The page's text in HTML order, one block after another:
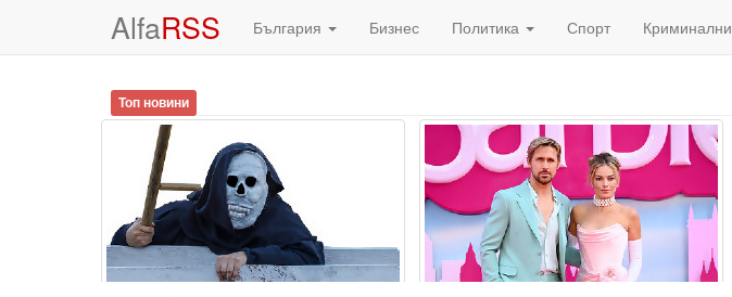
AlfaRSS България Бизнес Политика Спорт Криминални
Топ новини